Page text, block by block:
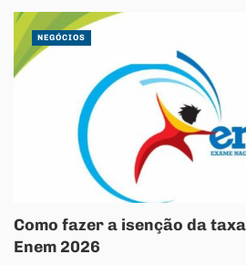
Como fazer a isenção da
Enem 2026
NEGÓCIOS